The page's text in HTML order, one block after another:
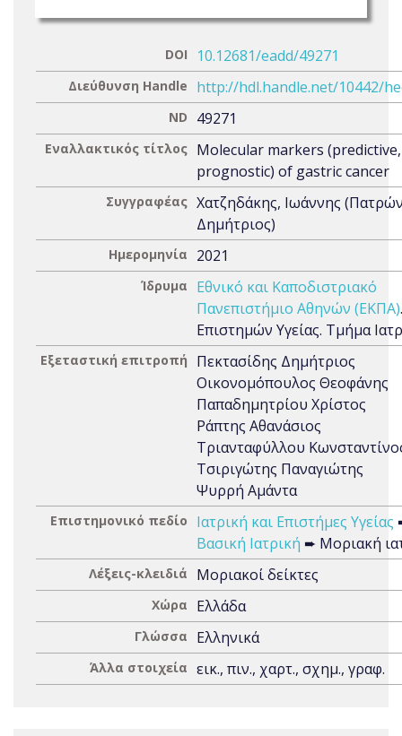
DOI 10.12681/eadd/49271
Διεύθυνση Handle http://hdl.handle.net/10442/
ND 49271
Εναλλακτικός τίτλος Molecular markers (predictive,
prognostic) of gastric cancer
Συγγραφέας Χατζηδάκης, Ιωάννης
Δημήτριος)
Ημερομηνία 2021
Ίδρυμα
Εθνικό και Καποδιστριακό
Πανεπιστήμιο Αθηνών (ΕΚΠΑ)
Επιστημών Υγείας. Τμήμα
Εξεταστική επιτροπή
Πεκτασίδης Δημήτριος
Οικονομόπουλος Θεοφάνης
Παπαδημητρίου Χρίστος
Ράπτης Αθανάσιος
Τριανταφύλλου
Τσιριγώτης Παναγιώτης
Ψυρρή Αμάντα
Επιστημονικό πεδίο Ιατρική και Επιστήμες Υγείας
Βασική Ιατρική ➨ Μοριακή
Λέξεις-κλειδιά Μοριακοί δείκτες
Χώρα Ελλάδα
Γλώσσα Ελληνικά
Άλλα στοιχεία εικ., πιν., χαρτ., σχημ., γραφ.